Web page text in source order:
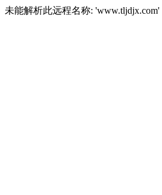
未能解析此远程名称: 'www.tljdjx.com'